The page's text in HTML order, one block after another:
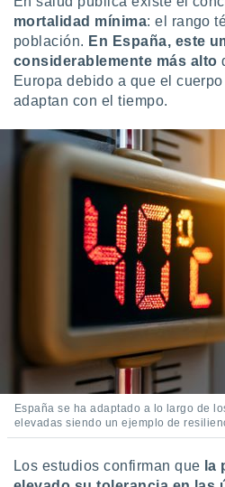
se
para
ni para
o
aunque
no
similares
este sitio
IP
mortalidad mínima: el rango
población. En España, este
considerablemente más alto
Europa debido a que el
adaptan con el tiempo.
España se ha adaptado a lo largo de
elevadas siendo un ejemplo de
Los estudios confirman que la